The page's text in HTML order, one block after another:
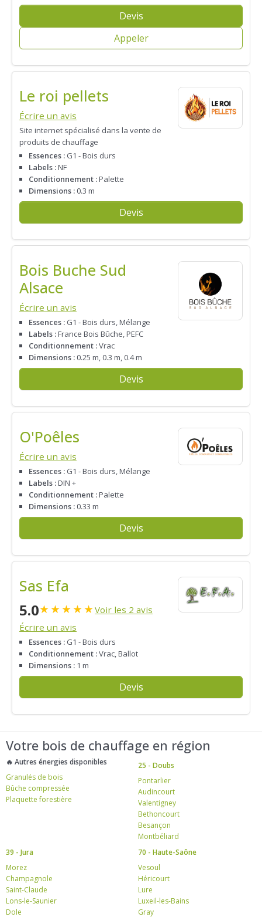
Devis
Appeler
Le roi pellets
Écrire un avis
Site internet spécialisé dans la vente de
produits de chauffage
Essences : G1 - Bois durs
Labels :NF
Conditionnement :Palette
Dimensions : 0.3 m
Devis
Bois Buche Sud
Alsace
Écrire un avis
Essences : G1 - Bois durs, Mélange
Labels :France Bois Bûche, PEFC
Conditionnement :Vrac
Dimensions : 0.25 m, 0.3 m, 0.4 m
Devis
O'Poêles
Écrire un avis
Essences : G1 - Bois durs, Mélange
Labels :DIN +
Conditionnement :Palette
Dimensions : 0.33 m
Devis
Sas Efa
5.0★★★★★Voir les 2 avis
Écrire un avis
Essences : G1 - Bois durs
Conditionnement :Vrac, Ballot
Dimensions : 1 m
Devis
Votre bois de chauffage en région
🔥 Autres énergies disponibles
Granulés de bois
Bûche compressée
Plaquette forestière
25 - Doubs
Pontarlier
Audincourt
Valentigney
Bethoncourt
Besançon
Montbéliard
39 - Jura
Morez
Champagnole
Saint-Claude
Lons-le-Saunier
Dole
70 - Haute-Saône
Vesoul
Héricourt
Lure
Luxeil-les-Bains
Gray